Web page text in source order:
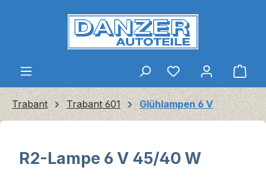
Zum Hauptinhalt springen
Trabant Trabant 601 Glühlampen 6 V
R2-Lampe 6 V 45/40 W